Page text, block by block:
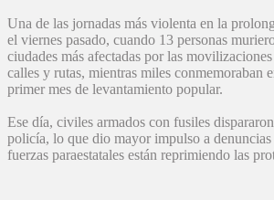
Una de las jornadas más violenta en la
el viernes pasado, cuando 13 personas
ciudades más afectadas por las
calles y rutas, mientras miles conmemoraban
primer mes de levantamiento popular.
Ese día, civiles armados con fusiles
policía, lo que dio mayor impulso a denuncias
fuerzas paraestatales están reprimiendo las